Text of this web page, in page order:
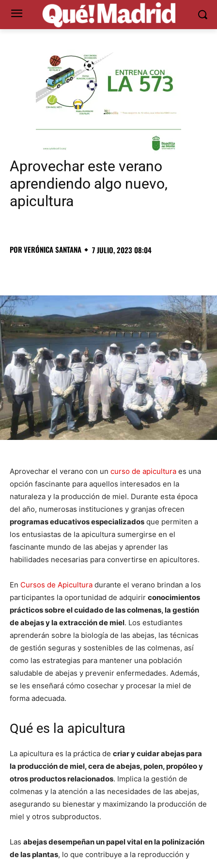
Aprovechar este verano
aprendiendo algo nuevo,
apicultura
PORVERÓNICA SANTANA 7 JULIO, 2023 08:04
Aprovechar el verano con un curso de apicultura es una
opción fascinante para aquellos interesados en la
naturaleza y la producción de miel. Durante esta época
del año, numerosas instituciones y granjas ofrecen
programas educativos especializados que permiten a
los entusiastas de la apicultura sumergirse en el
fascinante mundo de las abejas y aprender las
habilidades necesarias para convertirse en apicultores.
En Cursos de Apicultura durante el verano brindan a los
participantes la oportunidad de adquirir conocimientos
prácticos sobre el cuidado de las colmenas, la gestión
de abejas y la extracción de miel. Los estudiantes
aprenderán sobre la biología de las abejas, las técnicas
de gestión seguras y sostenibles de las colmenas, así
como las estrategias para mantener una población
saludable de abejas y prevenir enfermedades. Además,
se les enseñará cómo cosechar y procesar la miel de
forma adecuada.
Qué es la apicultura
La apicultura es la práctica de criar y cuidar abejas para
la producción de miel, cera de abejas, polen, propóleo y
otros productos relacionados. Implica la gestión de
colmenas y la atención a las necesidades de las abejas,
asegurando su bienestar y maximizando la producción de
miel y otros subproductos.
Las abejas desempeñan un papel vital en la polinización
de las plantas, lo que contribuye a la reproducción y